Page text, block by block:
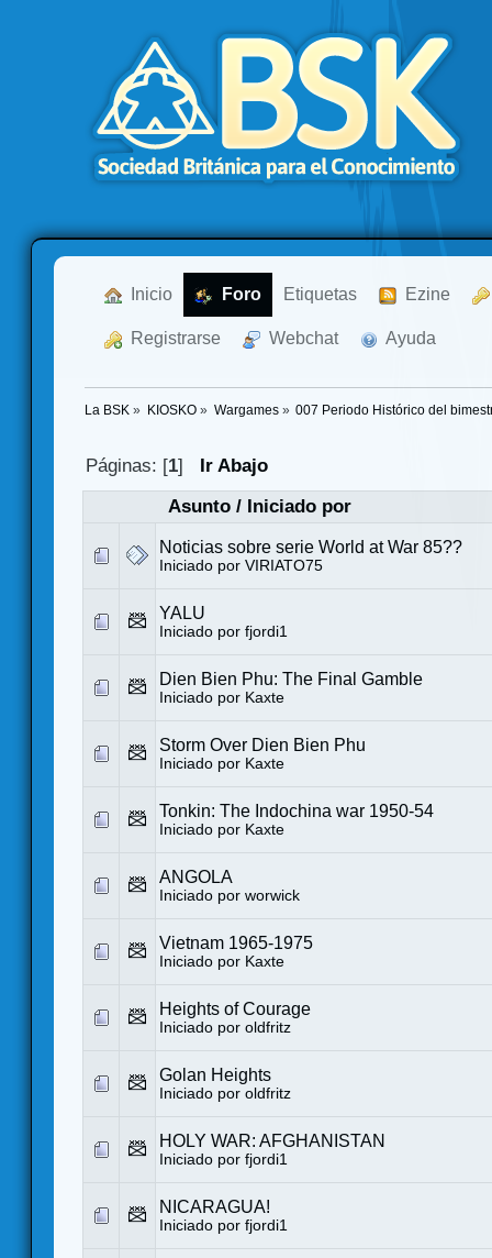
Inicio Foro Etiquetas Ezine
Registrarse Webchat Ayuda
La BSK » KIOSKO» Wargames» 007 Periodo Histórico del
Páginas: [1]
Ir Abajo
Asunto/ Iniciado por
Noticias sobre serie World at War 85??
Iniciado por VIRIATO75
YALU
Iniciado por fjordi1
Dien Bien Phu: The Final Gamble
Iniciado por Kaxte
Storm Over Dien Bien Phu
Iniciado por Kaxte
Tonkin: The Indochina war 1950-54
Iniciado por Kaxte
ANGOLA
Iniciado por worwick
Vietnam 1965-1975
Iniciado por Kaxte
Heights of Courage
Iniciado por oldfritz
Golan Heights
Iniciado por oldfritz
HOLY WAR: AFGHANISTAN
Iniciado por fjordi1
NICARAGUA!
Iniciado por fjordi1